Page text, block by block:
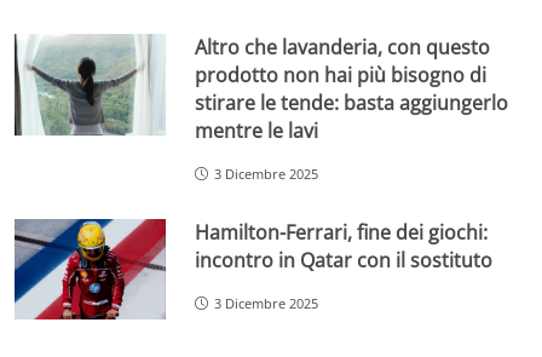
Altro che lavanderia, con questo
prodotto non hai più bisogno di
stirare le tende: basta aggiungerlo
mentre le lavi
3 Dicembre 2025
Hamilton-Ferrari, fine dei giochi:
incontro in Qatar con il sostituto
3 Dicembre 2025